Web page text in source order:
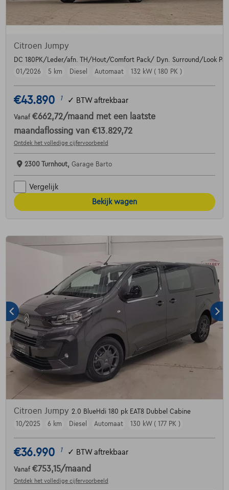
Citroen Jumpy
DC 180PK/Leder/afn. TH/Hout/Comfort Pack/ Dyn. Surround/Look
01/2026
5 km Diesel Automaat 132 kW ( 180 PK )
€43.890 1 ✓ BTW aftrekbaar
Vanaf €662,72/maand met een laatste
maandaflossing van €13.829,72
Ontdek het volledige cijfervoorbeeld
2300 Turnhout, Garage Barto
Vergelijk
Bekijk wagen
Citroen Jumpy 2.0 BlueHdi 180 pk EAT8 Dubbel Cabine
10/2025
6 km Diesel Automaat 130 kW ( 177 PK )
€36.990 1 ✓ BTW aftrekbaar
Vanaf €753,15/maand
Ontdek het volledige cijfervoorbeeld